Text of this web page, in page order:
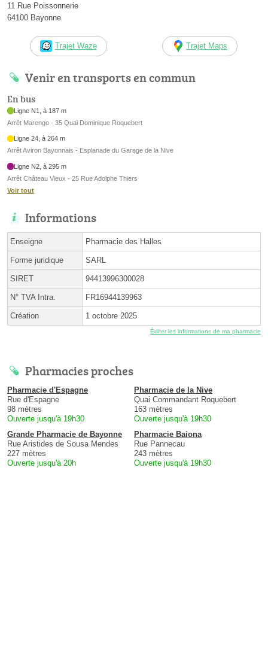
11 Rue Poissonnerie
64100 Bayonne
Trajet Waze Trajet Maps
Venir en transports en commun
En bus
Ligne N1, à 187 m
Arrêt Marengo - 35 Quai Dominique Roquebert
Ligne 24, à 264 m
Arrêt Aviron Bayonnais - Esplanade du Garage de la Nive
Ligne N2, à 295 m
Arrêt Château Vieux - 25 Rue Adolphe Thiers
Voir tout
Informations
Enseigne Pharmacie des Halles
Forme juridique SARL
SIRET 94413996300028
N° TVA Intra. FR16944139963
Création 1 octobre 2025
Éditer les informations de ma pharmacie
Pharmacies proches
Pharmacie d'Espagne
Rue d'Espagne
98 mètres
Ouverte jusqu'à 19h30
Pharmacie de la Nive
Quai Commandant Roquebert
163 mètres
Ouverte jusqu'à 19h30
Grande Pharmacie de Bayonne
Rue Aristides de Sousa Mendes
227 mètres
Ouverte jusqu'à 20h
Pharmacie Baiona
Rue Pannecau
243 mètres
Ouverte jusqu'à 19h30